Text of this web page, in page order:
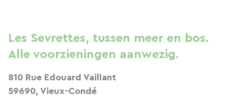
Les Sevrettes, tussen meer en bos.
Alle voorzieningen aanwezig.
810 Rue Edouard Vaillant
59690, Vieux-Condé